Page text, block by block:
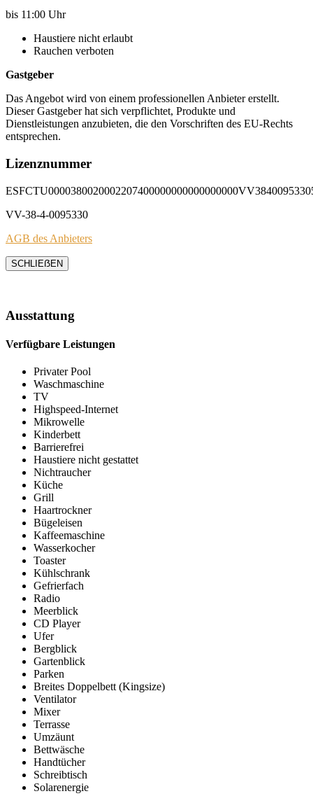
bis 11:00 Uhr
Haustiere nicht erlaubt
Rauchen verboten
Gastgeber
Das Angebot wird von einem professionellen Anbieter erstellt.
Dieser Gastgeber hat sich verpflichtet, Produkte und
Dienstleistungen anzubieten, die den Vorschriften des EU-Rechts
entsprechen.
Lizenznummer
VV-38-4-0095330
AGB des Anbieters
SCHLIEẞEN
Ausstattung
Verfügbare Leistungen
Privater Pool
Waschmaschine
TV
Highspeed-Internet
Mikrowelle
Kinderbett
Barrierefrei
Haustiere nicht gestattet
Nichtraucher
Küche
Grill
Haartrockner
Bügeleisen
Kaffeemaschine
Wasserkocher
Toaster
Kühlschrank
Gefrierfach
Radio
Meerblick
CD Player
Ufer
Bergblick
Gartenblick
Parken
Breites Doppelbett (Kingsize)
Ventilator
Mixer
Terrasse
Umzäunt
Bettwäsche
Handtücher
Schreibtisch
Solarenergie